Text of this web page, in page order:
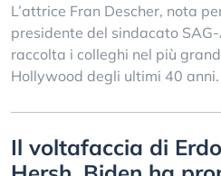
L’attrice Fran Descher, nota
presidente del sindacato
raccolta i colleghi nel più
Hollywood degli ultimi 40 anni.
Il voltafaccia di